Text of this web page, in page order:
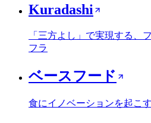
Kuradashi
「三方よし」で実現する、
フラ
ベースフード
食にイノベーションを起こ